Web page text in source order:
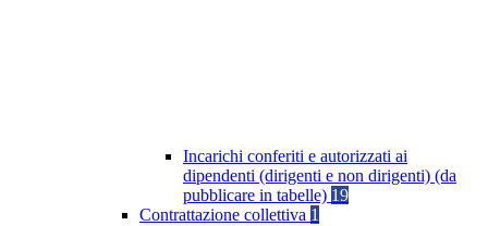
Incarichi conferiti e autorizzati ai
dipendenti (dirigenti e non dirigenti) (da
pubblicare in tabelle) 19
Contrattazione collettiva 1